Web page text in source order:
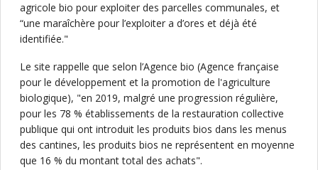
agricole bio pour exploiter des parcelles communales, et
“une maraîchère pour l’exploiter a d’ores et déjà été
identifiée."
Le site rappelle que selon l’Agence bio (Agence française
pour le développement et la promotion de l'agriculture
biologique), "en 2019, malgré une progression régulière,
pour les 78 % établissements de la restauration collective
publique qui ont introduit les produits bios dans les menus
des cantines, les produits bios ne représentent en moyenne
que 16 % du montant total des achats".